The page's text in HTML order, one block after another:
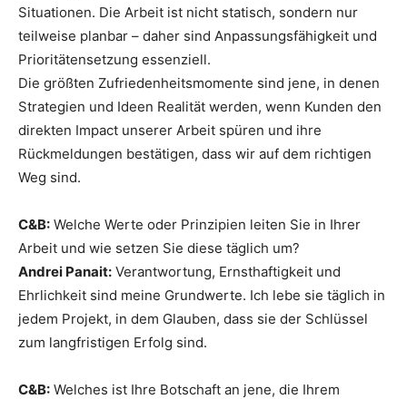
Situationen. Die Arbeit ist nicht statisch, sondern nur
teilweise planbar – daher sind Anpassungsfähigkeit und
Prioritätensetzung essenziell.
Die größten Zufriedenheitsmomente sind jene, in denen
Strategien und Ideen Realität werden, wenn Kunden den
direkten Impact unserer Arbeit spüren und ihre
Rückmeldungen bestätigen, dass wir auf dem richtigen
Weg sind.
C&B: Welche Werte oder Prinzipien leiten Sie in Ihrer
Arbeit und wie setzen Sie diese täglich um?
Andrei Panait: Verantwortung, Ernsthaftigkeit und
Ehrlichkeit sind meine Grundwerte. Ich lebe sie täglich in
jedem Projekt, in dem Glauben, dass sie der Schlüssel
zum langfristigen Erfolg sind.
C&B: Welches ist Ihre Botschaft an jene, die Ihrem